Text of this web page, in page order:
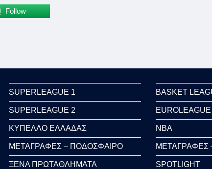
Follow
SUPERLEAGUE 1
SUPERLEAGUE 2
ΚΥΠΕΛΛΟ ΕΛΛΑΔΑΣ
ΜΕΤΑΓΡΑΦΕΣ – ΠΟΔΟΣΦΑΙΡΟ
ΞΕΝΑ ΠΡΩΤΑΘΛΗΜΑΤΑ
BASKET
EUROLEAGUE
NBA
ΜΕΤΑΓΡΑΦΕΣ
SPOTLIGHT